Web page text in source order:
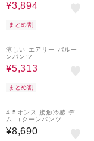
¥3,894
まとめ割
おすすめ
涼しい エアリー バルー
ンパンツ
¥5,313
まとめ割
おすすめ
4.5オンス 接触冷感 デニ
ム コクーンパンツ
¥8,690